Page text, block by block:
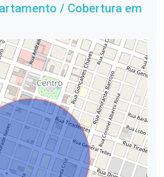
/ Cobertura em